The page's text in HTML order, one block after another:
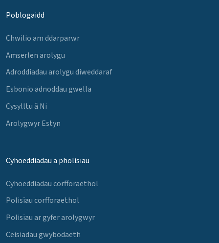
Poblogaidd
Chwilio am ddarparwr
Amserlen arolygu
Adroddiadau arolygu diweddaraf
Esbonio adnoddau gwella
Cysylltu â Ni
Arolygwyr Estyn
Cyhoeddiadau a pholisïau
Cyhoeddiadau corfforaethol
Polisïau corfforaethol
Polisïau ar gyfer arolygwyr
Ceisiadau gwybodaeth